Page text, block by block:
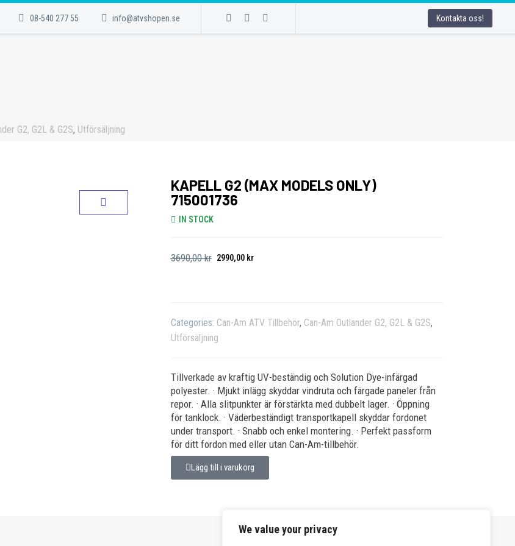
We value your privacy
08-540 277 55 info@atvshopen.se Kontakta oss!
G2, G2L & G2S, Utförsäljning
KAPELL G2 (MAX MODELS ONLY)
715001736
IN STOCK
3690,00kr 2990,00 kr
Categories: Can-Am ATV Tillbehör, Can-Am Outlander G2, G2L & G2S,
Utförsäljning
Tillverkade av kraftig UV-beständig och Solution Dye-infärgad
polyester. · Mjukt inlägg skyddar vindruta och färgade paneler från
repor. · Alla slitpunkter är förstärkta med dubbelt lager. · Öppning
för tanklock. · Väderbeständigt transportkapell skyddar fordonet
under transport. · Snabb och enkel montering. · Perfekt passform
för ditt fordon med eller utan Can-Am-tillbehör.
Lägg till i varukorg